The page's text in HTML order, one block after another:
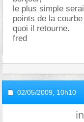
le plus simple
points de la
quoi il retourne.
fred
02/05/2009, 10h10